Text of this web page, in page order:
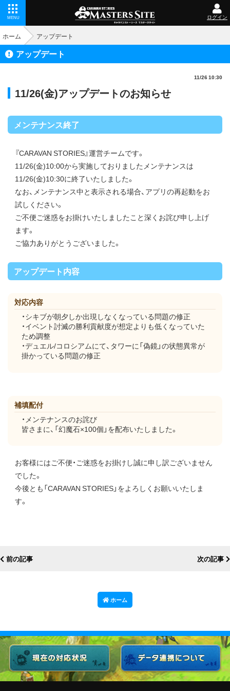
MENU ログイン
ホーム アップデート
アップデート
11/26 10:30
11/26(金)アップデートのお知らせ
メンテナンス終了
『CARAVAN STORIES』運営チームです。
11/26(金)10:00から実施しておりましたメンテナンスは
11/26(金)10:30に終了いたしました。
なお、メンテナンス中と表示される場合、アプリの再起動をお
試しください。
ご不便ご迷惑をお掛けいたしましたこと深くお詫び申し上げ
ます。
ご協力ありがとうございました。
アップデート内容
対応内容
・シキブが朝夕しか出現しなくなっている問題の修正
・イベント討滅の勝利貢献度が想定よりも低くなっていた
ため調整
・デュエル/コロシアムにて、タワーに「偽鏡」の状態異常が
掛かっている問題の修正
補填配付
・メンテナンスのお詫び
皆さまに、「幻魔石×100個」を配布いたしました。
お客様にはご不便・ご迷惑をお掛けし誠に申し訳ございません
でした。
今後とも「CARAVAN STORIES」をよろしくお願いいたしま
す。
前の記事 次の記事
ホーム